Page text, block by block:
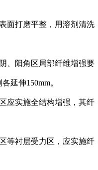
面打磨平整，用溶剂清洗
、阳角区局部纤维增强要
延伸150mm。
应实施全结构增强，其纤
等衬层受力区，应实施纤